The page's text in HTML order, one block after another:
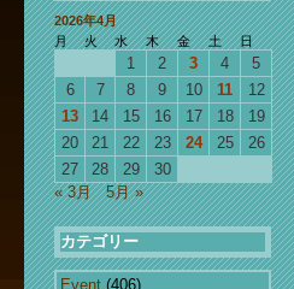
2026年4月
月
火 水 木 金 土 日
1 2 3 4
5
6
7 8 9 10 11
12
13
14 15 16 17 18
19
20
21 22 23 24 25
26
27
28 29
30
« 3月
5月 »
カテゴリー
Event (406)